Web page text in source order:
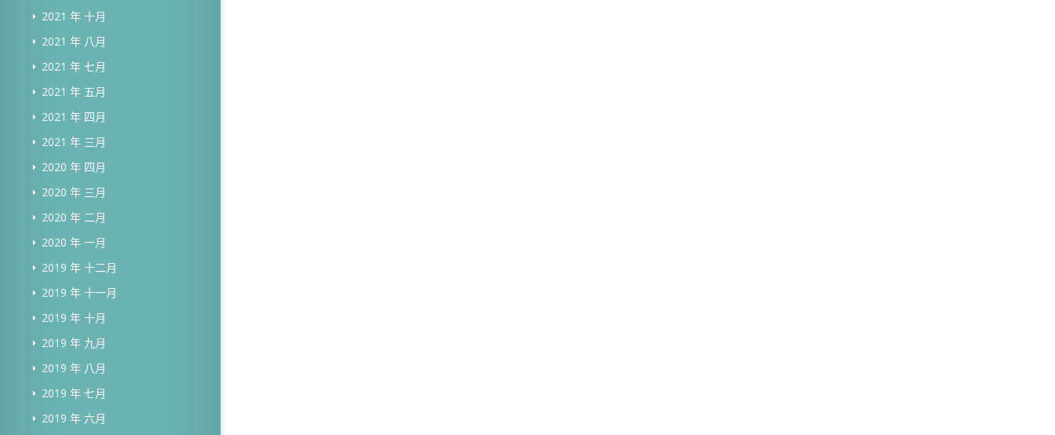
2021 年 十月
2021 年 八月
2021 年 七月
2021 年 五月
2021 年 四月
2021 年 三月
2020 年 四月
2020 年 三月
2020 年 二月
2020 年 一月
2019 年 十二月
2019 年 十一月
2019 年 十月
2019 年 九月
2019 年 八月
2019 年 七月
2019 年 六月